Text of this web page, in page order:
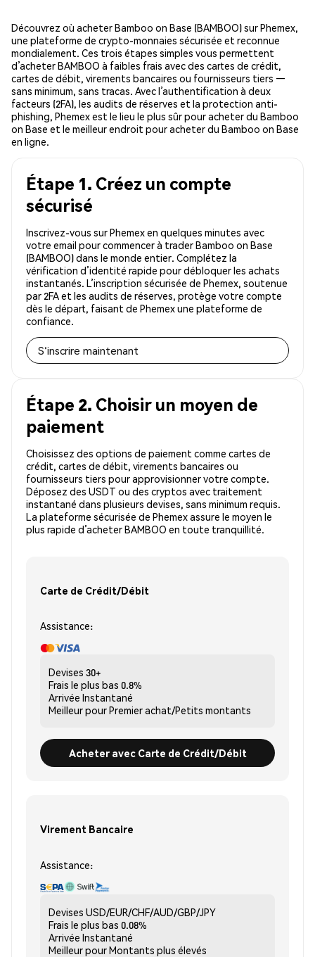
Découvrez où acheter Bamboo on Base (BAMBOO) sur Phemex,
une plateforme de crypto-monnaies sécurisée et reconnue
mondialement. Ces trois étapes simples vous permettent
d’acheter BAMBOO à faibles frais avec des cartes de crédit,
cartes de débit, virements bancaires ou fournisseurs tiers —
sans minimum, sans tracas. Avec l’authentification à deux
facteurs (2FA), les audits de réserves et la protection anti-
phishing, Phemex est le lieu le plus sûr pour acheter du Bamboo
on Base et le meilleur endroit pour acheter du Bamboo on Base
en ligne.
Étape 1. Créez un compte
sécurisé
Inscrivez-vous sur Phemex en quelques minutes avec
votre email pour commencer à trader Bamboo on Base
(BAMBOO) dans le monde entier. Complétez la
vérification d’identité rapide pour débloquer les achats
instantanés. L’inscription sécurisée de Phemex, soutenue
par 2FA et les audits de réserves, protège votre compte
dès le départ, faisant de Phemex une plateforme de
confiance.
S'inscrire maintenant
Étape 2. Choisir un moyen de
paiement
Choisissez des options de paiement comme cartes de
crédit, cartes de débit, virements bancaires ou
fournisseurs tiers pour approvisionner votre compte.
Déposez des USDT ou des cryptos avec traitement
instantané dans plusieurs devises, sans minimum requis.
La plateforme sécurisée de Phemex assure le moyen le
plus rapide d’acheter BAMBOO en toute tranquillité.
Carte de Crédit/Débit
Assistance:
Devises 30+
Frais le plus bas 0.8%
Arrivée Instantané
Meilleur pourPremier achat/Petits montants
Acheter avec Carte de Crédit/Débit
Virement Bancaire
Assistance:
Devises USD/EUR/CHF/AUD/GBP/JPY
Frais le plus bas 0.08%
Arrivée Instantané
Meilleur pourMontants plus élevés